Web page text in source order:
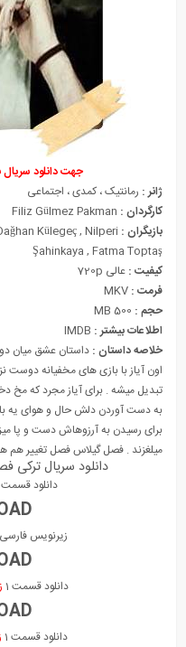
جهت دانلود سریال
ژانر : رمانتیک ، کمدی ، اجتماعی
کارگردان :
بازیگران : Külegeç , Nilperi
Şahinkaya , Fatma Toptaş
کیفیت : عالی 720p
فرمت : MKV
حجم :
اطلاعات بیشتر :
خلاصه داستان : داستان عشق میان
اون آیاز با بازی های مخفیانه
تبدیل میشه . برای آیاز مجرد که مخ
به دست آوردن دلش حال و هوای یه
برای رسیدن به آرزوهاش دست و پا
میلغزند . فصل گیلاس فصل تغییر
دانلود سریال
دانلود قسمت 1 فصل گیلاس HDTV
زیرنویس فارسی Idx – Sub قسمت اول
دانلود قسمت 1
دانلود قسمت 1